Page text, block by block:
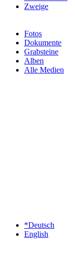
Fotos
Dokumente
Grabsteine
Alben
Alle Medien
Zweige
*Deutsch
English